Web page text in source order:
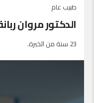
طبيب عام
الدكتور مروان
23 سنة من الخبرة.